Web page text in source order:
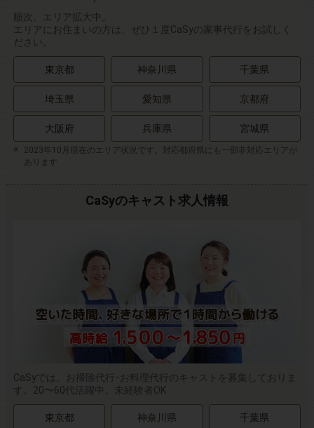
順次、エリア拡大中。
エリアにお住まいの方は、ぜひ１度CaSyの家事代行をお試しく
ださい。
東京都 神奈川県 千葉県
埼玉県 愛知県 京都府
大阪府 兵庫県 宮城県
2023年10月現在のエリア状況です。対応都府県にも一部非対応エリアが
あります
CaSyのキャスト求人情報
CaSyでは、お掃除代行･お料理代行のキャストを募集しておりま
す。20〜60代活躍中。未経験者OK
東京都 神奈川県 千葉県